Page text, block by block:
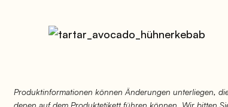
Produktinformationen können Änderungen unterliegen,
denen auf dem Produktetikett führen können. Wir bitten